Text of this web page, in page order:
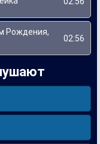
Рождения,
02:56